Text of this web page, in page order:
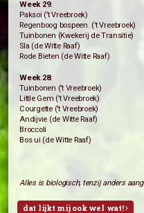
Week 29:
Paksoi (’t Vreebroek)
Sla (de Witte Raaf)